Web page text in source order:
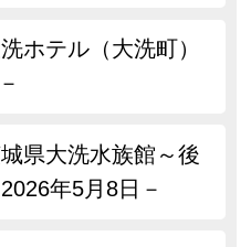
ホテル（大洗町）
県大洗水族館～後
年5月8日－